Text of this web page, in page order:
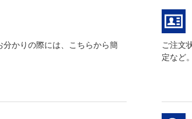
かりの際には、こちらから簡
ご注文
定など。